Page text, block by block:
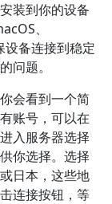
装到你的设备
、
备连接到稳定
问题。
会看到一个简
账号，可以在
入服务器选择
你选择。选择
日本，这些地
连接按钮，等